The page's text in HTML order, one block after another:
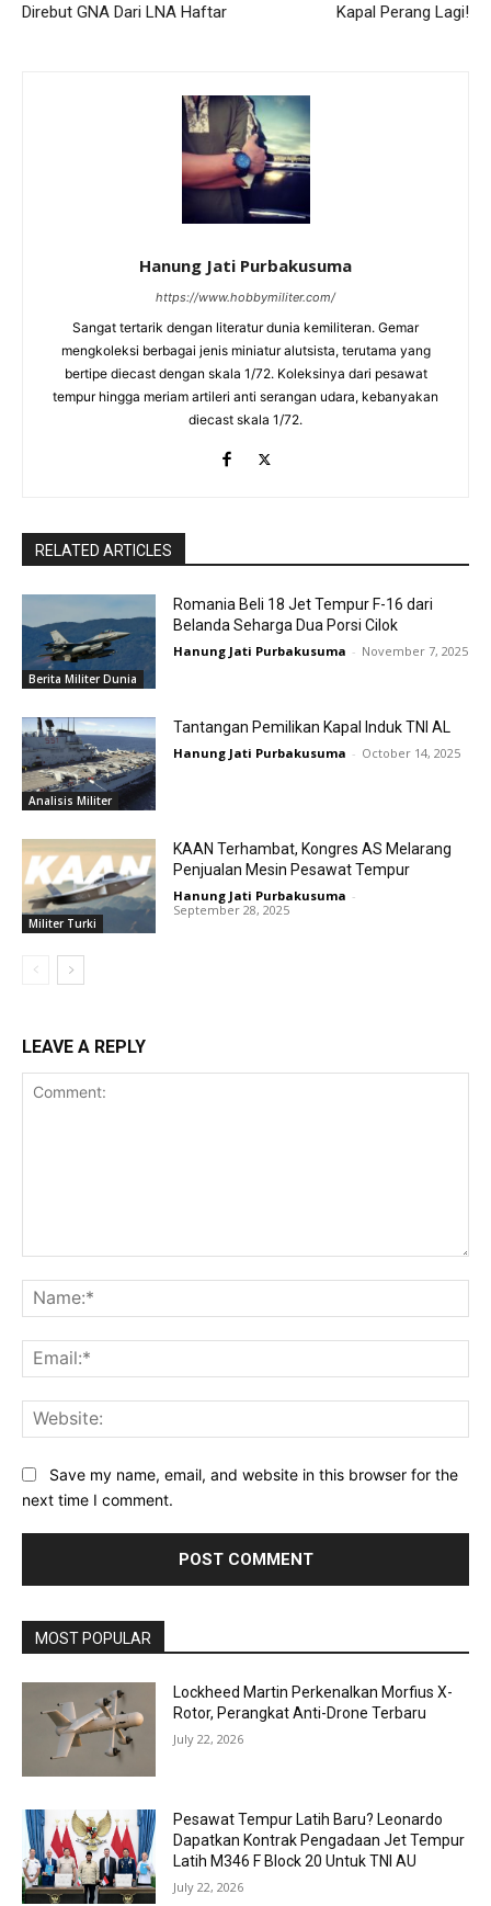
Direbut GNA Dari LNA Haftar
Kapal Perang Lagi!
Hanung Jati Purbakusuma
https://www.hobbymiliter.com/
Sangat tertarik dengan literatur dunia kemiliteran. Gemar
mengkoleksi berbagai jenis miniatur alutsista, terutama yang
bertipe diecast dengan skala 1/72. Koleksinya dari pesawat
tempur hingga meriam artileri anti serangan udara, kebanyakan
diecast skala 1/72.
RELATED ARTICLES
Berita Militer Dunia
Romania Beli 18 Jet Tempur F-16 dari
Belanda Seharga Dua Porsi Cilok
Hanung Jati Purbakusuma - November 7, 2025
Analisis Militer
Tantangan Pemilikan Kapal Induk TNI AL
Hanung Jati Purbakusuma - October 14, 2025
Militer Turki
KAAN Terhambat, Kongres AS Melarang
Penjualan Mesin Pesawat Tempur
Hanung Jati Purbakusuma -
September 28, 2025
LEAVE A REPLY
Save my name, email, and website in this browser for the
next time I comment.
MOST POPULAR
Lockheed Martin Perkenalkan Morfius X-
Rotor, Perangkat Anti-Drone Terbaru
July 22, 2026
Pesawat Tempur Latih Baru? Leonardo
Dapatkan Kontrak Pengadaan Jet Tempur
Latih M346 F Block 20 Untuk TNI AU
July 22, 2026